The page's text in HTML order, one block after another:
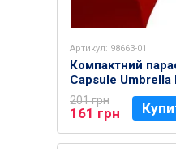
Артикул: 98663-01
Компактний
Capsule
201 грн
161 грн